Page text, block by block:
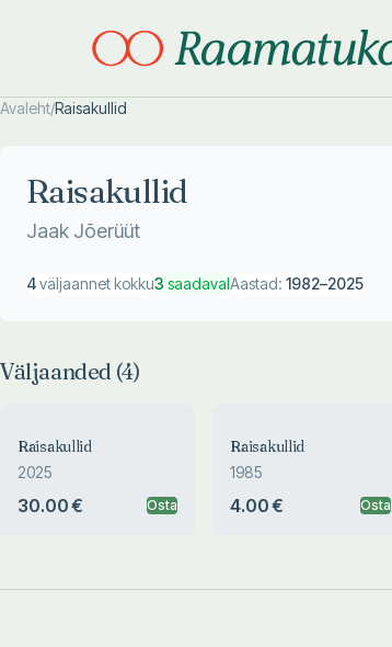
Avaleht/Raisakullid
Raisakullid
Jaak Jõerüüt
4väljaannet kokku3 saadavalAastad: 1982–2025
Väljaanded (4)
Raisakullid
2025
30.00 € Osta
Raisakullid
1985
4.00 € Osta